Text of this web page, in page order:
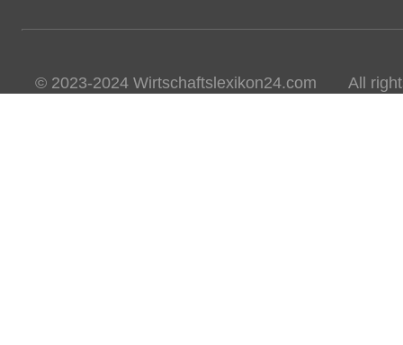
© 2023-2024 Wirtschaftslexikon24.com All